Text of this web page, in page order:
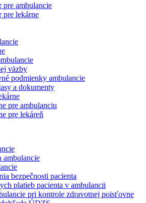
pre ambulancie
pre lekárne
väzby
podmienky ambulancie
a dokumenty
pre ambulanciu
pre lekáreň
ambulancie
bezpečnosti pacienta
platieb pacienta v ambulancii
pri kontrole zdravotnej poisťovne